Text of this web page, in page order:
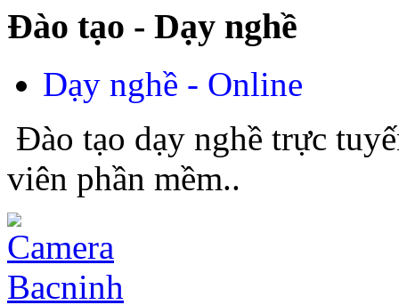
Đào tạo - Dạy nghề
Dạy nghề - Online
Đào tạo dạy nghề trực
viên phần mềm..